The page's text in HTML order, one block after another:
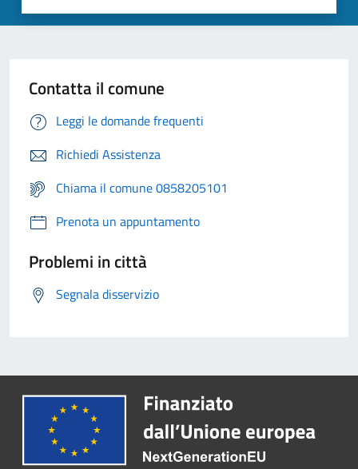
Contatta il comune
Leggi le domande frequenti
Richiedi Assistenza
Chiama il comune 0858205101
Prenota un appuntamento
Problemi in città
Segnala disservizio